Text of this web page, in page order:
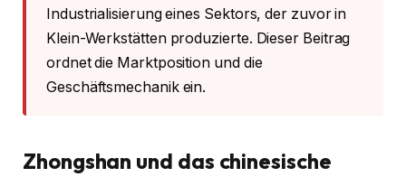
Industrialisierung eines Sektors, der zuvor in
Klein-Werkstätten produzierte. Dieser Beitrag
ordnet die Marktposition und die
Geschäftsmechanik ein.
Zhongshan und das chinesische